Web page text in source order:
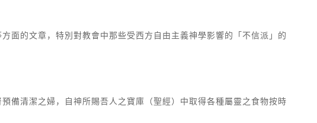
面的文章，特別對教會中那些受西方自由主義神學影響的「不信派」的
備清潔之婦，自神所賜吾人之寶庫（聖經）中取得各種屬靈之食物按時